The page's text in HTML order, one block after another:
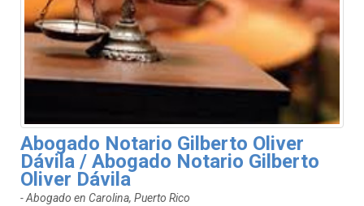
Abogado Notario Gilberto Oliver
Dávila / Abogado Notario Gilberto
Oliver Dávila
- Abogado en Carolina, Puerto Rico